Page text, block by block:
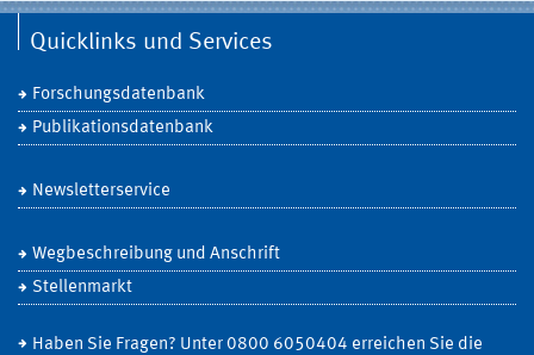
Quicklinks und Services
Forschungsdatenbank
Publikationsdatenbank
Newsletterservice
Wegbeschreibung und Anschrift
Stellenmarkt
Haben Sie Fragen? Unter 0800 6050404 erreichen Sie die